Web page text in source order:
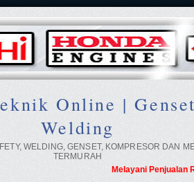
Online |
Welding
WELDING, GENSET, KOMPRESOR DAN
TERMURAH
Melayani Penjualan Retail